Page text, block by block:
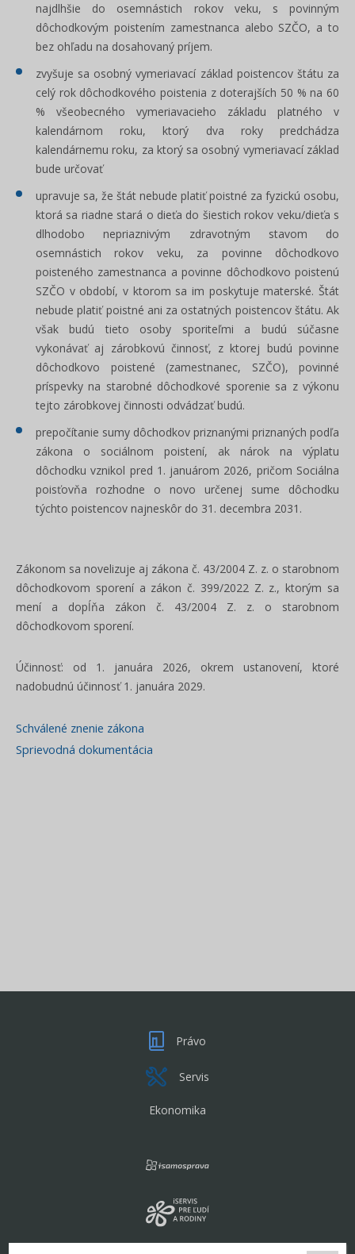
najdlhšie do osemnástich rokov veku, s povinným
dôchodkovým poistením zamestnanca alebo SZČO, a to
bez ohľadu na dosahovaný príjem.
zvyšuje sa osobný vymeriavací základ poistencov štátu za
celý rok dôchodkového poistenia z doterajších 50 % na 60
% všeobecného vymeriavacieho základu platného v
kalendárnom roku, ktorý dva roky predchádza
kalendárnemu roku, za ktorý sa osobný vymeriavací základ
bude určovať
upravuje sa, že štát nebude platiť poistné za fyzickú osobu,
ktorá sa riadne stará o dieťa do šiestich rokov veku/dieťa s
dlhodobo nepriaznivým zdravotným stavom do
osemnástich rokov veku, za povinne dôchodkovo
poisteného zamestnanca a povinne dôchodkovo poistenú
SZČO v období, v ktorom sa im poskytuje materské. Štát
nebude platiť poistné ani za ostatných poistencov štátu. Ak
však budú tieto osoby sporiteľmi a budú súčasne
vykonávať aj zárobkovú činnosť, z ktorej budú povinne
dôchodkovo poistené (zamestnanec, SZČO), povinné
príspevky na starobné dôchodkové sporenie sa z výkonu
tejto zárobkovej činnosti odvádzať budú.
prepočítanie sumy dôchodkov priznanými priznaných podľa
zákona o sociálnom poistení, ak nárok na výplatu
dôchodku vznikol pred 1. januárom 2026, pričom Sociálna
poisťovňa rozhodne o novo určenej sume dôchodku
týchto poistencov najneskôr do 31. decembra 2031.
Zákonom sa novelizuje aj zákona č. 43/2004 Z. z. o starobnom
dôchodkovom sporení a zákon č. 399/2022 Z. z., ktorým sa
mení a dopĺňa zákon č. 43/2004 Z. z. o starobnom
dôchodkovom sporení.
Účinnosť: od 1. januára 2026, okrem ustanovení, ktoré
nadobudnú účinnosť 1. januára 2029.
Schválené znenie zákona
Sprievodná dokumentácia
Právo
Servis
Ekonomika